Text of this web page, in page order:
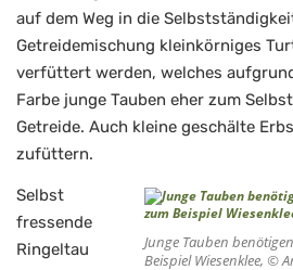
auf dem Weg in die
Getreidemischung kleinkörniges
verfüttert werden, welches
Farbe junge Tauben eher zum
Getreide. Auch kleine geschälte
zufüttern.
Junge Tauben
Beispiel Wiesenklee, ©
Selbst
fressende
Ringeltau